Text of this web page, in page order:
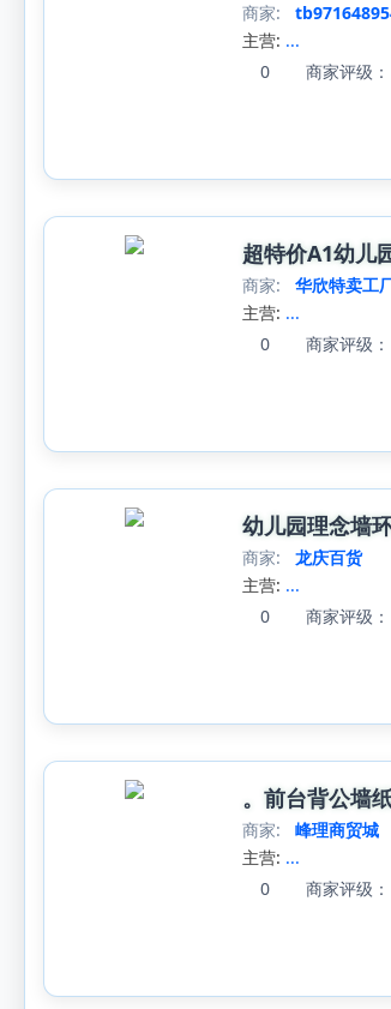
商家:
主营: ...
0
商家评级：
超特价A1幼儿
商家:
华欣特卖工
主营: ...
0
商家评级：
幼儿园理念墙
商家:
龙庆百货
主营: ...
0
商家评级：
。前台背公墙
商家:
峰理商贸城
主营: ...
0
商家评级：